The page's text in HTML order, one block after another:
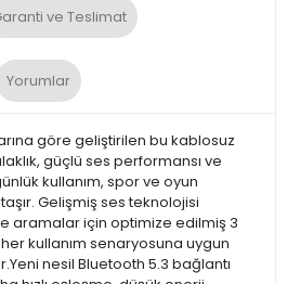
ve Teslimat
Yorumlar
göre geliştirilen bu kablosuz
güçlü ses performansı ve
kullanım, spor ve oyun
Gelişmiş ses teknolojisi
aramalar için optimize edilmiş 3
kullanım senaryosuna uygun
nesil Bluetooth 5.3 bağlantı